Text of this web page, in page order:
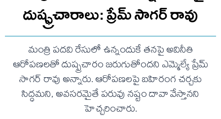
దుష్ఫ్రచారాలు: ప్రేమ్ సాగర్ రావు
మంత్రి పదవి రేసులో ఉన్నందుకే తనపై అవినీతి
ఆరోపణలతో దుష్ప్రచారం జరుగుతోందని ఎమ్మెల్యే ప్రేమ్
సాగర్ రావు అన్నారు. ఆరోపణలపై బహిరంగ చర్చకు
సిద్ధమని, అవసరమైతే పరువు నష్టం దావా వేస్తానని
హెచ్చరించారు.